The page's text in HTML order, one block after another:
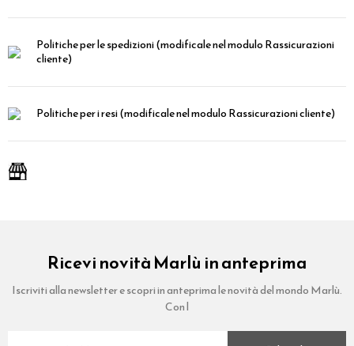
Politiche per le spedizioni(modificale nel modulo Rassicurazioni
cliente)
Politiche per i resi(modificale nel modulo Rassicurazioni cliente)
Ricevi novità Marlù in anteprima
Iscriviti alla newsletter e scopri in anteprima le novità del mondo Marlù.
Con l